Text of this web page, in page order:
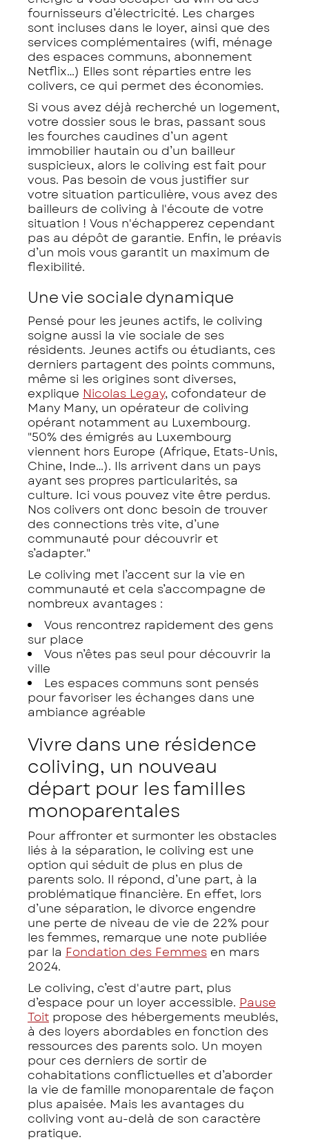
fournisseurs d’électricité. Les charges
sont incluses dans le loyer, ainsi que des
services complémentaires (wifi, ménage
des espaces communs, abonnement
Netflix…) Elles sont réparties entre les
colivers, ce qui permet des économies.
Si vous avez déjà recherché un logement,
votre dossier sous le bras, passant sous
les fourches caudines d’un agent
immobilier hautain ou d’un bailleur
suspicieux, alors le coliving est fait pour
vous. Pas besoin de vous justifier sur
votre situation particulière, vous avez des
bailleurs de coliving à l'écoute de votre
situation ! Vous n'échapperez cependant
pas au dépôt de garantie. Enfin, le préavis
d’un mois vous garantit un maximum de
flexibilité.
Une vie sociale dynamique
Pensé pour les jeunes actifs, le coliving
soigne aussi la vie sociale de ses
résidents. Jeunes actifs ou étudiants, ces
derniers partagent des points communs,
même si les origines sont diverses,
explique Nicolas Legay, cofondateur de
Many Many, un opérateur de coliving
opérant notamment au Luxembourg.
"50% des émigrés au Luxembourg
viennent hors Europe (Afrique, Etats-Unis,
Chine, Inde…). Ils arrivent dans un pays
ayant ses propres particularités, sa
culture. Ici vous pouvez vite être perdus.
Nos colivers ont donc besoin de trouver
des connections très vite, d’une
communauté pour découvrir et
s’adapter."
Le coliving met l’accent sur la vie en
communauté et cela s’accompagne de
nombreux avantages :
Vous rencontrez rapidement des gens
sur place
Vous n’êtes pas seul pour découvrir la
ville
Les espaces communs sont pensés
pour favoriser les échanges dans une
ambiance agréable
Vivre dans une résidence
coliving, un nouveau
départ pour les familles
monoparentales
Pour affronter et surmonter les obstacles
liés à la séparation, le coliving est une
option qui séduit de plus en plus de
parents solo. Il répond, d’une part, à la
problématique financière. En effet, lors
d’une séparation, le divorce engendre
une perte de niveau de vie de 22% pour
les femmes, remarque une note publiée
par la Fondation des Femmes en mars
2024.
Le coliving, c’est d'autre part, plus
d’espace pour un loyer accessible. Pause
Toit propose des hébergements meublés,
à des loyers abordables en fonction des
ressources des parents solo. Un moyen
pour ces derniers de sortir de
cohabitations conflictuelles et d’aborder
la vie de famille monoparentale de façon
plus apaisée. Mais les avantages du
coliving vont au-delà de son caractère
pratique.